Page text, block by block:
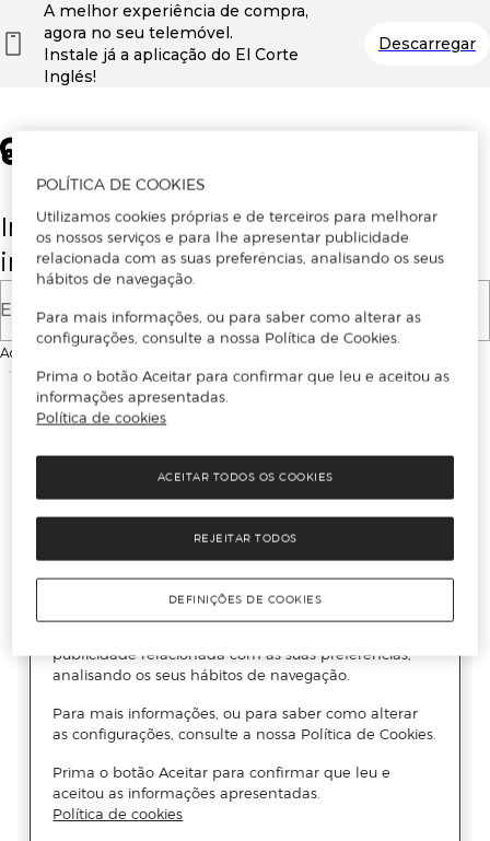
Insira o seu email para se registar ou
iniciar sessão.
E-mail
Ao continuar, aceitas as
A melhor experiência de compra,
agora no seu telemóvel.
Instale já a aplicação do El Corte
Inglés!
Descarregar
POLÍTICA DE COOKIES
Utilizamos cookies próprias e de terceiros para melhorar
os nossos serviços e para lhe apresentar publicidade
relacionada com as suas preferências, analisando os seus
hábitos de navegação.
Para mais informações, ou para saber como alterar as
configurações, consulte a nossa Política de Cookies.
Prima o botão Aceitar para confirmar que leu e aceitou as
informações apresentadas.
Política de cookies
REJEITAR TODOS
ACEITAR TODOS OS COOKIES
DEFINIÇÕES DE COOKIES